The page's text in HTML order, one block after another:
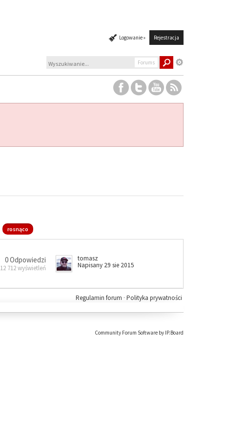
Logowanie » Rejestracja
Forums
rosnąco
0 Odpowiedzi
12 712 wyświetleń
tomasz
Napisany 29 sie 2015
Polityka prywatności
Regulamin forum ·
Community Forum Software by IP.Board